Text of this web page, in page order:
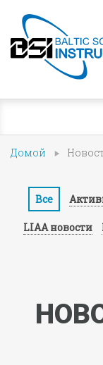
Домой
Все
LIAA новости